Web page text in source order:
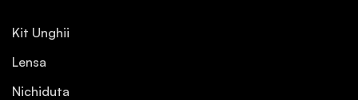
Kit Unghii
Lensa
Nichiduta